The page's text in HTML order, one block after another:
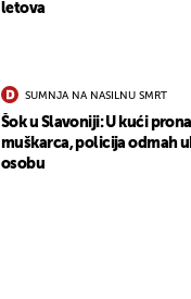
letova
SUMNJA NA NASILNU SMRT
Šok u Slavoniji: U kući
muškarca, policija odmah
osobu